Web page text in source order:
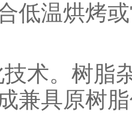
低温烘烤
术。树脂
兼具原树